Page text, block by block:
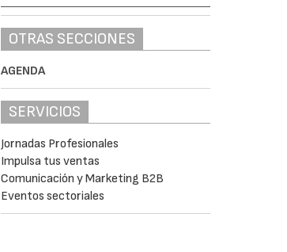
OTRAS SECCIONES
AGENDA
SERVICIOS
Jornadas Profesionales
Impulsa tus ventas
Comunicación y Marketing B2B
Eventos sectoriales